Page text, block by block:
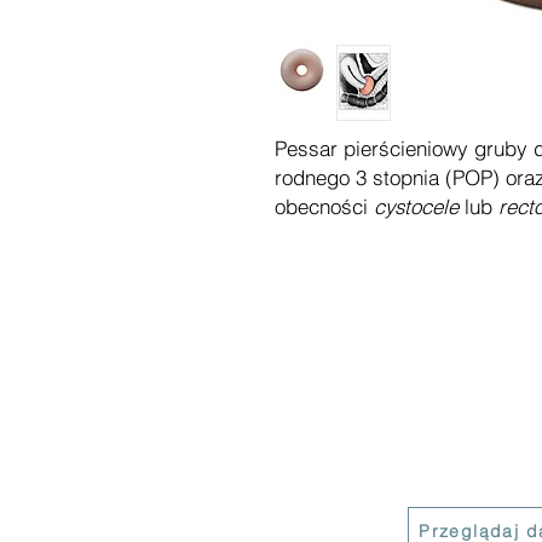
Pessar pierścieniowy gruby
rodnego 3 stopnia (POP)
obecności cystocelelub
Przeglądaj